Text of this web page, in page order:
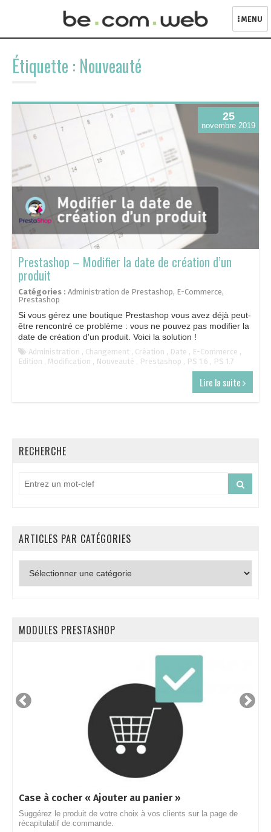
content
MENU
Étiquette : Nouveauté
25
novembre 2019
Prestashop – Modifier la date de création d’un
produit
Catégories : Administration de Prestashop, E-Commerce,
Prestashop
Si vous gérez une boutique Prestashop vous avez déjà peut-
être rencontré ce problème : vous ne pouvez pas modifier la
date de création d'un produit. Voici la solution !
Administration , Changement , Création , Date , E-Commerce ,
Edition , Modification , Nouveauté , Prestashop , PS 1.6 , PS 1.7
Lire la suite
RECHERCHE
ARTICLES PAR CATÉGORIES
par
MODULES PRESTASHOP
Case à cocher « Ajouter au panier »
Suggérez le produit de votre choix à vos clients sur la page de
récapitulatif de commande.